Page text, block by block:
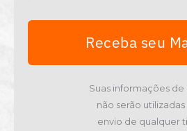
5
Receba seu
Suas informações
não serão utilizadas
envio de qualquer